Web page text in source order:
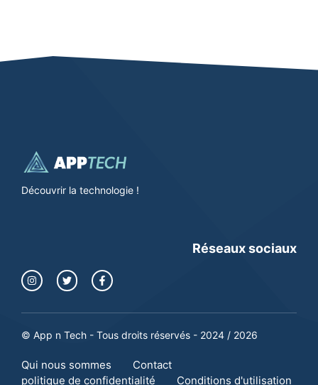
Découvrir la technologie !
Réseaux sociaux
© App n Tech - Tous droits réservés - 2024 / 2026
Qui nous sommes
Contact
politique de confidentialité
Conditions d'utilisation